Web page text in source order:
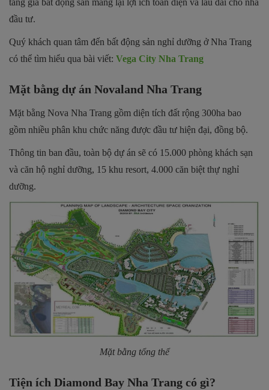
tăng giá bất động sản mang lại lợi ích toàn diện và lâu dài cho nhà
đầu tư.
Quý khách quan tâm đến bất động sản nghỉ dưỡng ở Nha Trang
có thể tìm hiểu qua bài viết: Vega City Nha Trang
Mặt bằng dự án Novaland Nha Trang
Mặt bằng Nova Nha Trang gồm diện tích đất rộng 300ha bao
gồm nhiều phân khu chức năng được đầu tư hiện đại, đồng bộ.
Thông tin ban đầu, toàn bộ dự án sẽ có 15.000 phòng khách sạn
và căn hộ nghỉ dưỡng, 15 khu resort, 4.000 căn biệt thự nghỉ
dưỡng.
Mặt bằng tổng thể
Tiện ích Diamond Bay Nha Trang có gì?